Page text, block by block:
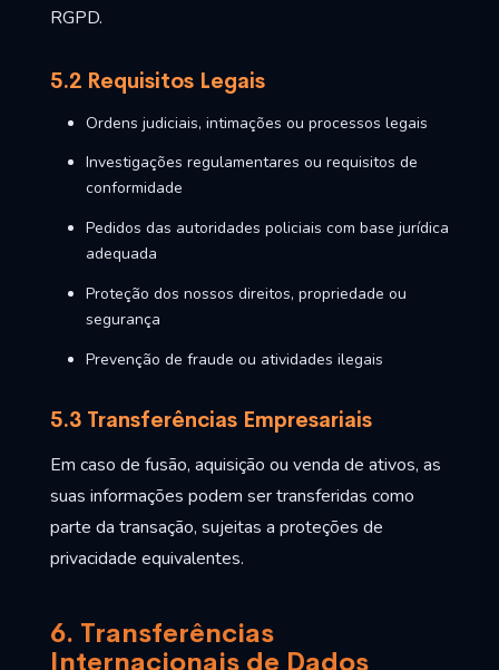
RGPD.
5.2 Requisitos Legais
Ordens judiciais, intimações ou processos legais
Investigações regulamentares ou requisitos de
conformidade
Pedidos das autoridades policiais com base jurídica
adequada
Proteção dos nossos direitos, propriedade ou
segurança
Prevenção de fraude ou atividades ilegais
5.3 Transferências Empresariais
Em caso de fusão, aquisição ou venda de ativos, as
suas informações podem ser transferidas como
parte da transação, sujeitas a proteções de
privacidade equivalentes.
6. Transferências
Internacionais de Dados